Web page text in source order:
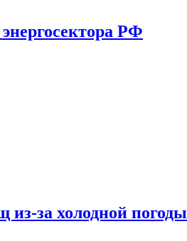
РФ
из-за холодной погоды